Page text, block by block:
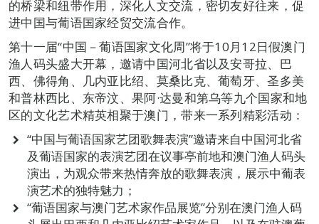
的桥梁和纽带作用，深化人文交流，密切友好往来，促
进中国与葡语国家经贸交流合作。
第十一届“中国－葡语国家文化周”将于10月12日假澳门
渔人码头盛大开幕，邀请中国河北省以及安哥拉、巴
西、佛得角、几内亚比绍、莫桑比克、葡萄牙、圣多美
和普林西比、东帝汶、果阿·达曼和第乌等九个国家和地
区的文化艺术精英相聚于澳门，带来一系列精彩活动：
“中国与葡语国家艺团歌舞表演”邀请来自中国河北省
及葡语国家的表演艺团在议事亭前地和澳门渔人码头
演出，为观众带来热情奔放的歌舞表演，展示中葡表
演艺术的独特魅力；
“葡语国家与澳门艺术家作品展览”分别在澳门渔人码